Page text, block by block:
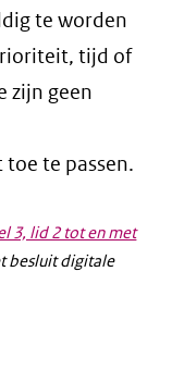
te worden
tijd of
zijn geen
te passen.
3, lid 2 tot en met
besluit digitale